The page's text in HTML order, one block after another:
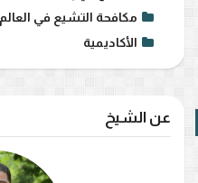
مكافحة التشيع في العالم
الأكاديمية
عن الشيخ